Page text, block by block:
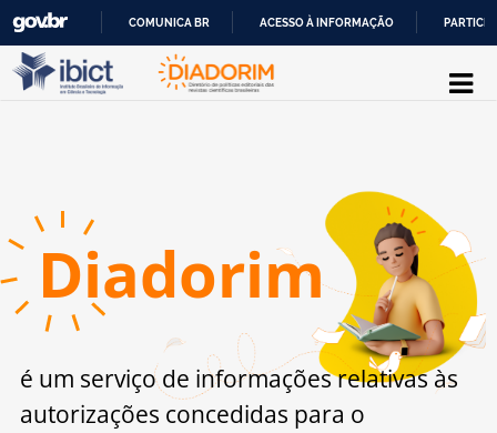
IR
COMUNICA BR ACESSO À INFORMAÇÃO
Pular para o conteúdo
Diadorim
é um serviço de informações relativas às
autorizações concedidas para o